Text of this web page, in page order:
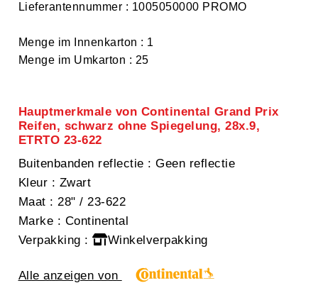
Lieferantennummer : 1005050000 PROMO
Menge im Innenkarton : 1
Menge im Umkarton : 25
Hauptmerkmale von Continental Grand Prix
Reifen, schwarz ohne Spiegelung, 28x.9,
ETRTO 23-622
Buitenbanden reflectie : Geen reflectie
Kleur : Zwart
Maat : 28" / 23-622
Marke : Continental
Verpakking : Winkelverpakking
Alle anzeigen von